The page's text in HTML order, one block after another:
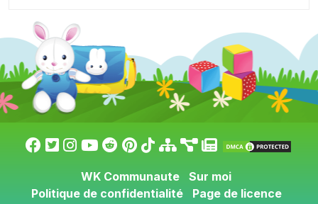
WK Communaute
Sur moi
Politique de confidentialité
Page de licence